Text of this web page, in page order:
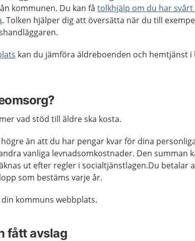
kommunen. Du kan fåtolkhjälp om du har
. Tolken hjälper dig att översätta när du till
kan du jämföra äldreboenden och hemtjänst i
vad stöd till äldre ska kosta.
än att du har pengar kvar för dina
vanliga levnadsomkostnader. Den summan
ut efter regler i socialtjänstlagen.Du betalar
som bestäms varje år.
kommuns webbplats.
fått avslag